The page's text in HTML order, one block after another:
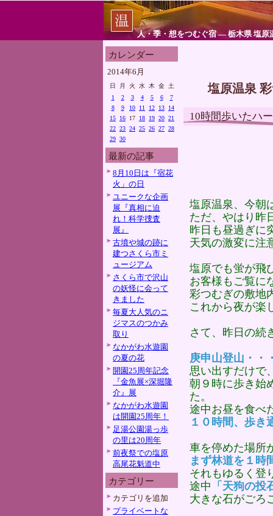
人・季・想をつむぐ宿 ― 栃木県 塩原
カレンダー
2014年6月
日 月 火 水 木 金
土
1
2 3 4 5 6
7
8
9 10 11 12 13
14
15
16 17 18 19 20 21
22 23 24 25 26 27 28
29 30
最新の記事
8月10日は『宿花
火」の日
ユニークな企画
展『真相に迫
れ！科学捜査
展』
古墳や城の跡に
建つさくら市ミ
ュージアム
さくら市で沢山
の妖怪に会って
きました
毎夏大人気のニ
ジマスのつかみ
取り
なかがわ水遊園
の夏の花
開園25周年記念
『金魚展×深堀隆
介』展
なかがわ水遊園
は開園25周年！
足湯公園湯っ歩
の里は20周年
前夜祭での塩原
高尾花魁道中
カテゴリー
カテゴリを追加
プライベートな
塩原温泉
10時間歩いたハ
塩原温泉、今朝
ただ、やはり昨
昨日も昼過ぎに
天気の激変に注
塩原でも蛍が飛
お客様もご覧に
彩つむぎの敷地
これから夜が楽
さて、昨日の続
庚申山登山・・
思い出すだけで
朝９時に歩き始
た。
途中お昼を食べ
１０時間、歩き
車を停めた場所
まず林道を１時
それもゆるく登
途中 「天狗の投
大きな石がごろ